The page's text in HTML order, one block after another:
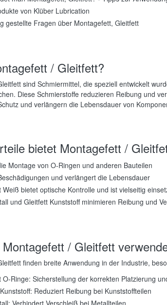
von Klüber Lubrication
gestellte Fragen über Montagefett, Gleitfett
/ Gleitfett?
sind Schmiermittel, die speziell entwickelt
Diese Schmierstoffe reduzieren Reibung und
und verlängern die Lebensdauer von
bietet Montagefett /
Montage von O-Ringen und anderen Bauteilen
und verlängert die Lebensdauer
Weiß bietet optische Kontrolle und ist vielseitig
und Gleitfett Kunststoff minimieren Reibung und
/ Gleitfett
finden breite Anwendung in der Industrie,
O-Ringe: Sicherstellung der korrekten Platzierung
Reduziert Reibung bei Kunststoffteilen
Verhindert Verschleiß bei Metallteilen